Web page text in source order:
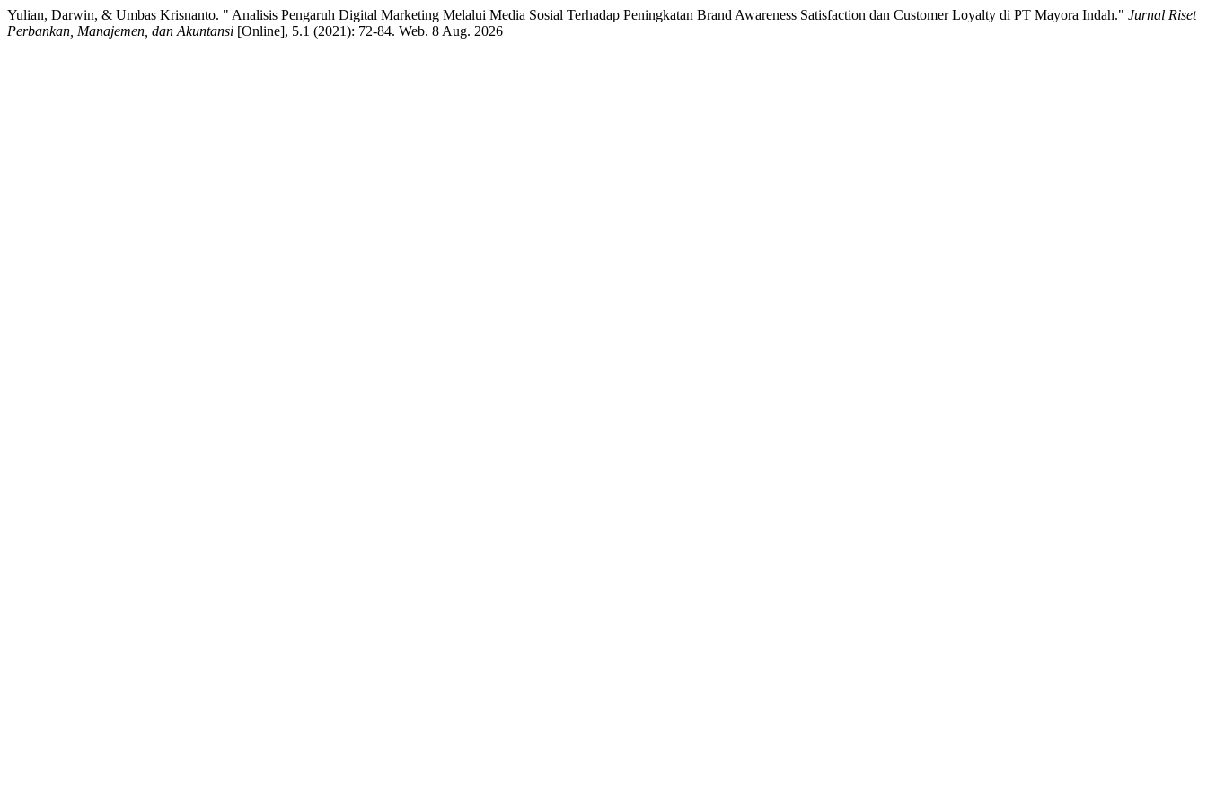
Yulian, Darwin, & Umbas Krisnanto. " Analisis Pengaruh Digital Marketing Melalui Media Sosial Terhadap Peningkatan Brand Awareness Satisfaction dan Customer Loyalty di PT Mayora Indah." Jurnal Riset
Perbankan, Manajemen, dan Akuntansi [Online], 5.1 (2021): 72-84. Web. 8 Aug. 2026